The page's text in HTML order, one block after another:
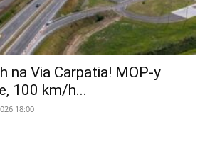
na Via Carpatia! MOP-y
100 km/h...
18:00